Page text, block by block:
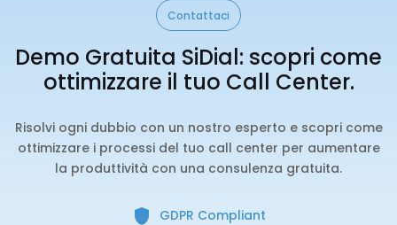
Contattaci
Demo Gratuita SiDial: scopri come
ottimizzare il tuo Call Center.
Risolvi ogni dubbio con un nostro esperto e scopri come
ottimizzare i processi del tuo call center per aumentare
la produttività con una consulenza gratuita.
GDPR Compliant